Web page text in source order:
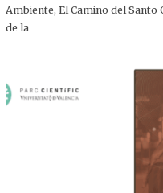
0
Ambiente, El Camino del Santo
de la